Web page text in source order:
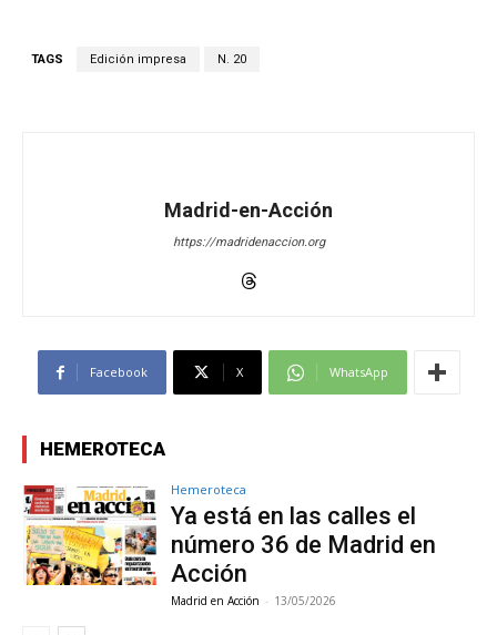
TAGS Edición impresa N. 20
Madrid-en-Acción
https://madridenaccion.org
Facebook X WhatsApp
HEMEROTECA
Hemeroteca
Ya está en las calles el
número 36 de Madrid en
Acción
Madrid en Acción - 13/05/2026